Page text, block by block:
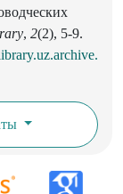
, 2(2), 5-9.